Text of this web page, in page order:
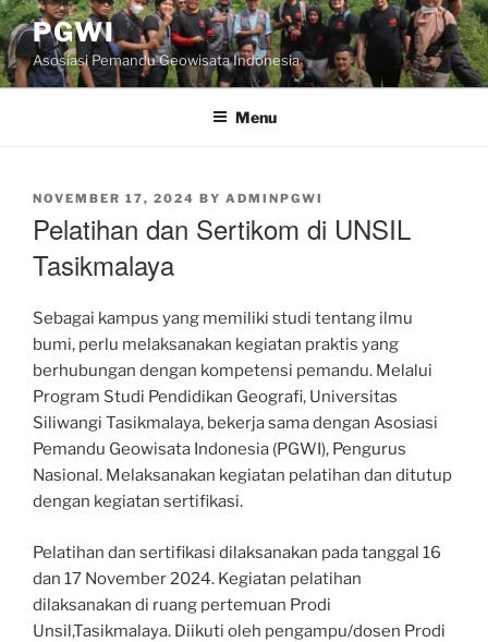
Skip
to
content
PGWI
Asosiasi Pemandu Geowisata Indonesia
Menu
POSTED
NOVEMBER 17, 2024 BY ADMINPGWI
Pelatihan dan Sertikom di UNSIL
Tasikmalaya
Sebagai kampus yang memiliki studi tentang ilmu
bumi, perlu melaksanakan kegiatan praktis yang
berhubungan dengan kompetensi pemandu. Melalui
Program Studi Pendidikan Geografi, Universitas
Siliwangi Tasikmalaya, bekerja sama dengan Asosiasi
Pemandu Geowisata Indonesia (PGWI), Pengurus
Nasional. Melaksanakan kegiatan pelatihan dan ditutup
dengan kegiatan sertifikasi.
Pelatihan dan sertifikasi dilaksanakan pada tanggal 16
dan 17 November 2024. Kegiatan pelatihan
dilaksanakan di ruang pertemuan Prodi
Unsil,Tasikmalaya. Diikuti oleh pengampu/dosen Prodi